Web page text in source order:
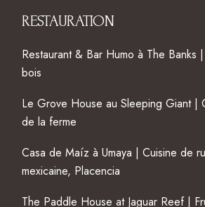
RESTAURATION
Restaurant & Bar Humo à The Banks
bois
Le Grove House au Sleeping Giant |
de la ferme
Casa de Maíz à Umaya | Cuisine de
mexicaine, Placencia
The Paddle House at Jaguar Reef |